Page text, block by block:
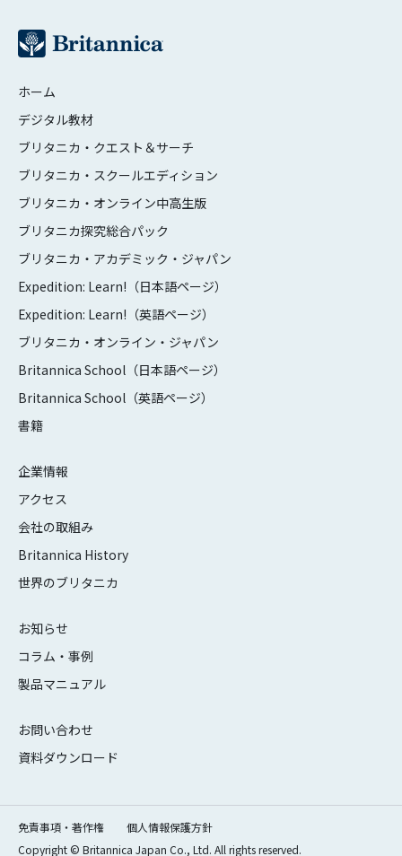
ホーム
デジタル教材
ブリタニカ・クエスト＆サーチ
ブリタニカ・スクールエディション
ブリタニカ・オンライン中高生版
ブリタニカ探究総合パック
ブリタニカ・アカデミック・ジャパン
Expedition: Learn!（日本語ページ）
Expedition: Learn!（英語ページ）
ブリタニカ・オンライン・ジャパン
Britannica School（日本語ページ）
Britannica School（英語ページ）
書籍
企業情報
アクセス
会社の取組み
Britannica History
世界のブリタニカ
お知らせ
コラム・事例
製品マニュアル
お問い合わせ
資料ダウンロード
免責事項・著作権
個人情報保護方針
Copyright © Britannica Japan Co., Ltd. All rights reserved.